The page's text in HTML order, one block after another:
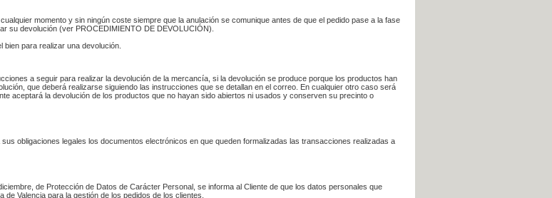
momento y sin ningún coste siempre que la anulación se comunique antes de que el pedido pase a la fase
su devolución (ver PROCEDIMIENTO DE DEVOLUCIÓN).
para realizar una devolución.
a seguir para realizar la devolución de la mercancía, si la devolución se produce porque los productos han
que deberá realizarse siguiendo las instrucciones que se detallan en el correo. En cualquier otro caso será
aceptará la devolución de los productos que no hayan sido abiertos ni usados y conserven su precinto o
obligaciones legales los documentos electrónicos en que queden formalizadas las transacciones realizadas a
de Protección de Datos de Carácter Personal, se informa al Cliente de que los datos personales que
Valencia para la gestión de los pedidos de los clientes.